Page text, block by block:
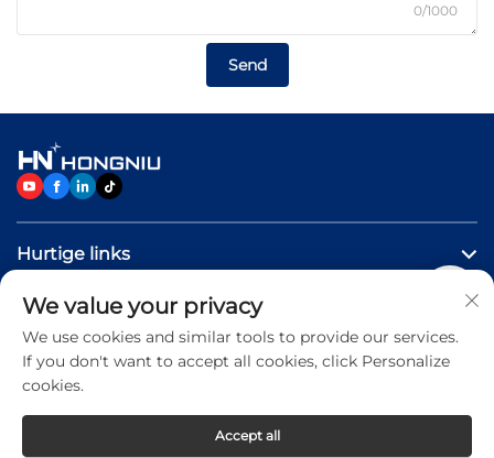
0/1000
Send
Hurtige links
Produkter
Kontakt os
We value your privacy
We use cookies and similar tools to provide our services.
If you don't want to accept all cookies, click Personalize
cookies.
Accept all